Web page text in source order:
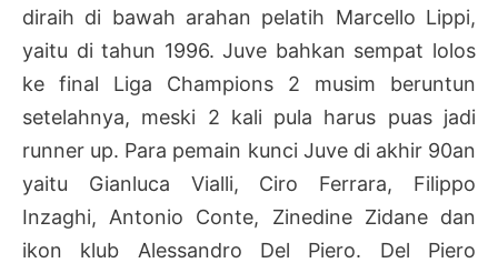
diraih di bawah arahan pelatih Marcello Lippi,
yaitu di tahun 1996. Juve bahkan sempat lolos
ke final Liga Champions 2 musim beruntun
setelahnya, meski 2 kali pula harus puas jadi
runner up. Para pemain kunci Juve di akhir 90an
yaitu Gianluca Vialli, Ciro Ferrara, Filippo
Inzaghi, Antonio Conte, Zinedine Zidane dan
ikon klub Alessandro Del Piero. Del Piero